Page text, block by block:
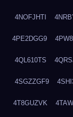
4NOFJHTI
4PE2DGG9
4QL610TS
4SGZZGF9
4T8GUZVK